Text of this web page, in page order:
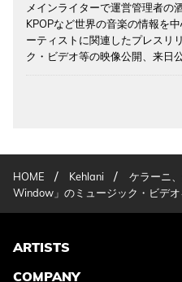
メインライターで運営管理者の
KPOPなど世界の音楽の情報を
ーティストに関連したプレスリ
ク・ビデオ等の映像公開、来日
HOME / Kehlani /
ケラーニ
Window」のミュージック・ビデオ
ARTISTS
COMPANY